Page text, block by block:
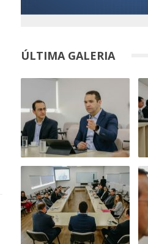
ÚLTIMA GALERIA